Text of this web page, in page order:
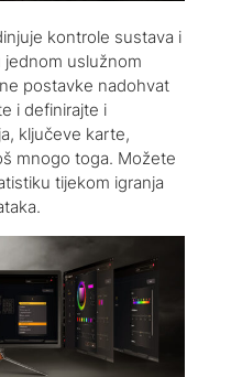
kontrole sustava i
jednom uslužnom
postavke nadohvat
i definirajte i
ključeve karte,
mnogo toga. Možete
tijekom igranja